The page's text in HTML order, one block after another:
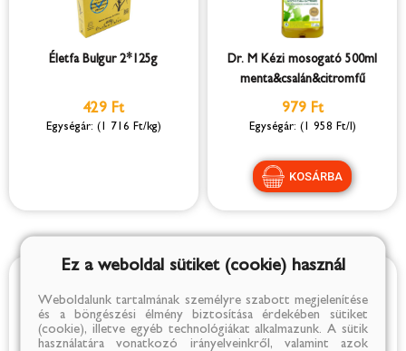
Életfa Bulgur 2*125g
429 Ft
(1 716 Ft/kg)
Dr. M Kézi mosogató 500ml
menta&csalán&citromfű
979 Ft
(1 958 Ft/l)
Ez a weboldal sütiket (cookie) használ
Weboldalunk tartalmának személyre szabott megjelenítése
és a böngészési élmény biztosítása érdekében sütiket
(cookie), illetve egyéb technológiákat alkalmazunk. A sütik
használatára vonatkozó irányelveinkről, valamint azok